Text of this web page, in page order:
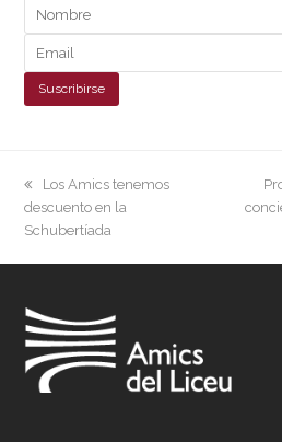
previous
post:
Los Amics tenemos
descuento en la
Schubertíada